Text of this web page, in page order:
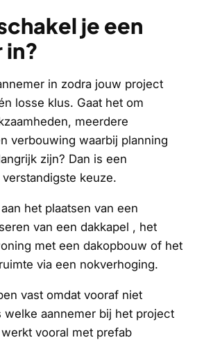
je een
in?
in zodra jouw project
losse klus. Gaat het om
meerdere
verbouwing waarbij planning
zijn? Dan is een
keuze.
het plaatsen van een
van een dakkapel , het
met een dakopbouw of het
via een nokverhoging.
vast omdat vooraf niet
welke aannemer bij het project
vooral met prefab